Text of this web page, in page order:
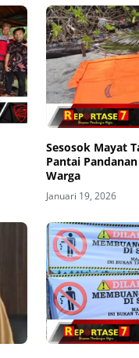
Sesosok Mayat
Pantai
Warga
Januari 19, 2026